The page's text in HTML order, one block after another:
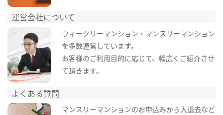
運営会社について
ウィークリーマンション・マンスリーマンション
を多数運営しています。
お客様のご利用目的に応じて、幅広くご紹介させ
て頂きます。
よくある質問
マンスリーマンションのお申込みから入退去など